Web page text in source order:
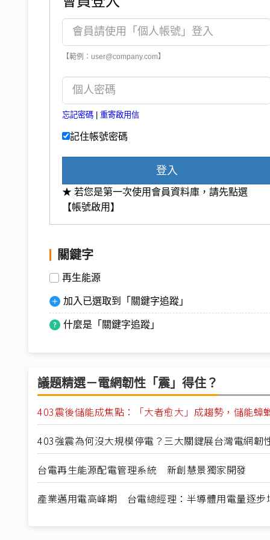
【範例：user@company.com】
忘記密碼 重寄啟用信
記住帳號密碼
登入
★ 若您是第一次使用會員資料庫，請先點選
【帳號啟用】
關鍵字
再生能源
加入已選取到「關鍵字追蹤」
什麼是「關鍵字追蹤」
議題精選－電網韌性「震」得住？
403震後儲能成焦點：「大者愈大」成趨勢，儲能蟑
403強震為何沒大規模停電？三大關鍵展台灣電網韌
台電再生能源配電管理系統 新創慧景獨家開發
產業邁用電高峰期 台電總經理：半導體用電量逐步